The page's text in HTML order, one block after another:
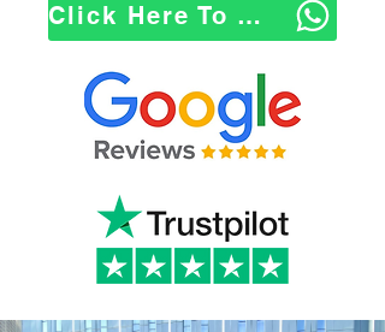
Click Here To WhatsApp Us